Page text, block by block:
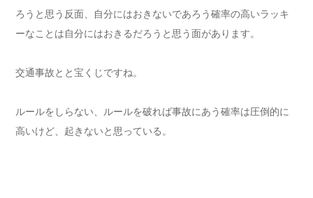
ろうと思う反面、自分にはおきないであろう確率の高いラッキ
ーなことは自分にはおきるだろうと思う面があります。
交通事故とと宝くじですね。
ルールをしらない、ルールを破れば事故にあう確率は圧倒的に
高いけど、起きないと思っている。